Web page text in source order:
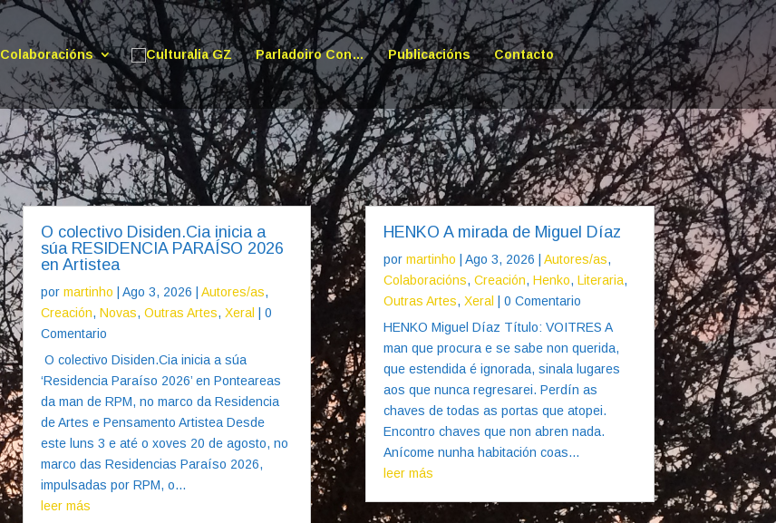
Colaboracións Parladoiro Con… Publicacións Contacto
O colectivo Disiden.Cia inicia a
súa RESIDENCIA PARAÍSO 2026
en Artistea
por martinho Ago 3, 2026 Autores/as,
Creación, Novas, Outras Artes, Xeral
| 0
Comentario
O colectivo Disiden.Cia inicia a súa
‘Residencia Paraíso 2026’ en Ponteareas
da man de RPM, no marco da Residencia
de Artes e Pensamento Artistea Desde
este luns 3 e até o xoves 20 de agosto, no
marco das Residencias Paraíso 2026,
impulsadas por RPM, o...
leer más
HENKO A mirada de Miguel Díaz
por martinho Ago 3, 2026 Autores/as,
Colaboracións, Creación, Henko, Literaria,
Outras Artes, Xeral
| 0 Comentario
HENKO Miguel Díaz Título: VOITRES A
man que procura e se sabe non querida,
que estendida é ignorada, sinala lugares
aos que nunca regresarei. Perdín as
chaves de todas as portas que atopei.
Encontro chaves que non abren nada.
Anícome nunha habitación coas...
leer más